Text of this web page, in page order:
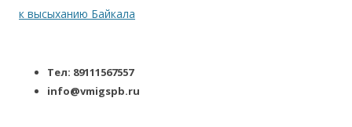
к высыханию Байкала
Тел: 89111567557
info@vmigspb.ru